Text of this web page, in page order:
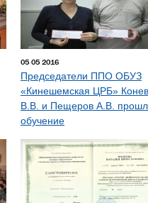
05 05 2016
Председатели ППО ОБУЗ
«Кинешемская ЦРБ»
В.В. и Пещеров А.В.
обучение